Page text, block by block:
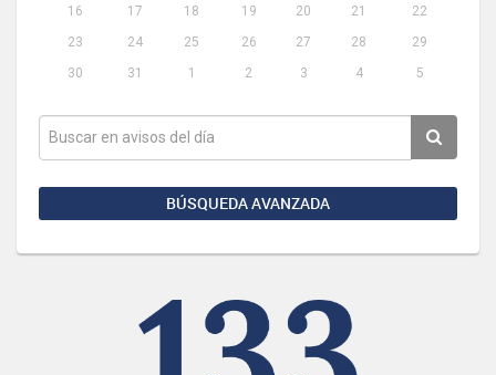
16
17 18 19 20 21
22
23
24 25 26 27 28
29
30
31 1 2 3 4 5
BÚSQUEDA AVANZADA